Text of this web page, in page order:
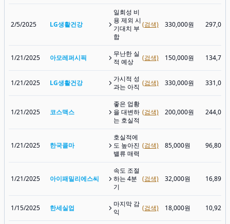
2/5/2025 LG생활건강
일회성 비
용 제외 시
기대치 부
합
(검색) 330,000원 297,000
1/21/2025 아모레퍼시픽
무난한 실
적 예상
(검색) 150,000원 134,700
1/21/2025 LG생활건강
가시적 성
과는 아직 (검색) 330,000원 331,000
1/21/2025 코스맥스
좋은 업황
을 대변하
는 호실적
(검색) 200,000원 244,000
1/21/2025 한국콜마
호실적에
도 높아진
밸류 매력
(검색) 85,000원 96,800
1/21/2025 아이패밀리에스씨
속도 조절
하는 4분
기
(검색) 32,000원 16,890
1/15/2025 한세실업
마지막 감
익
(검색) 18,000원 10,920